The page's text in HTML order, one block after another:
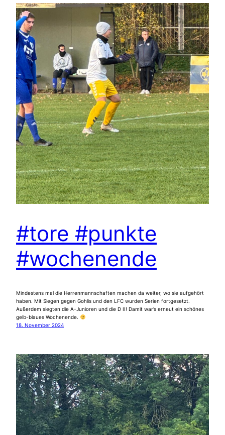
#tore #punkte
#wochenende
Mindestens mal die Herrenmannschaften machen da weiter, wo sie aufgehört
haben. Mit Siegen gegen Gohlis und den LFC wurden Serien fortgesetzt.
Außerdem siegten die A-Junioren und die D II! Damit war’s erneut ein schönes
gelb-blaues Wochenende.
18. November 2024